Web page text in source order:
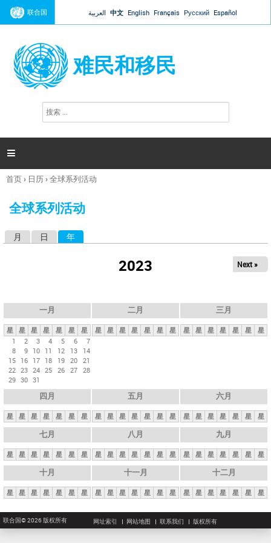
Jump to navigation
联合国 العربية 中文 English Français Русский Español
难民和移民
搜
索

你
这
首页› 日历›全球系列活动
全球系列活动
月 日 年
2023 Next »
一月
星 星 星 星 星 星
星
1
2 3 4 5 6
7
8
9 10 11 12 13
14
15 16 17 18 19 20 21
22 23 24 25 26 27 28
29 30 31
二月
星 星 星 星 星 星 星
三月
星 星 星 星 星 星 星
四月
星 星 星 星 星 星 星
五月
星 星 星 星 星 星 星
六月
星 星 星 星 星 星 星
七月
星 星 星 星 星 星 星
八月
星 星 星 星 星 星 星
九月
星 星 星 星 星 星 星
十月
星 星 星 星 星 星 星
十一月
星 星 星 星 星 星 星
十二月
星 星 星 星 星 星 星
联合国© 2026 版权所有 网址索引 网站地图 联系我们 版权所有